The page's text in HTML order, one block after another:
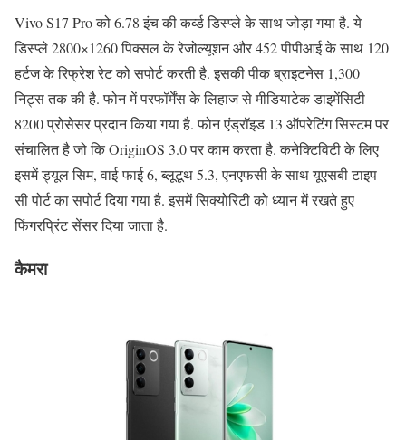
Vivo S17 Pro को 6.78 इंच की कर्व्ड डिस्प्ले के साथ जोड़ा गया है. ये
डिस्प्ले 2800×1260 पिक्सल के रेजोल्यूशन और 452 पीपीआई के साथ 120
हर्टज के रिफ्रेश रेट को सपोर्ट करती है. इसकी पीक ब्राइटनेस 1,300
निट्स तक की है. फोन में परफॉर्मेंस के लिहाज से मीडियाटेक डाइमेंसिटी
8200 प्रोसेसर प्रदान किया गया है. फोन एंड्रॉइड 13 ऑपरेटिंग सिस्टम पर
संचालित है जो कि OriginOS 3.0 पर काम करता है. कनेक्टिविटी के लिए
इसमें ड्यूल सिम, वाई-फाई 6, ब्लूटूथ 5.3, एनएफसी के साथ यूएसबी टाइप
सी पोर्ट का सपोर्ट दिया गया है. इसमें सिक्योरिटी को ध्यान में रखते हुए
फिंगरप्रिंट सेंसर दिया जाता है.
कैमरा